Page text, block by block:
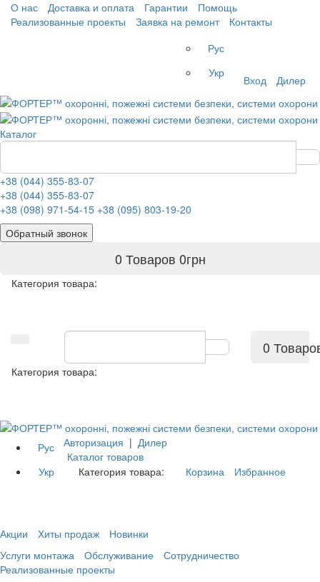
О нас Доставка и оплата Гарантии
Помощь
Реализованные проекты
Заявка на ремонт
Контакты
Рус
Укр
Вход Дилер
Каталог
+38 (044) 355-83-07
+38 (044) 355-83-07
+38 (098) 971-54-15 +38 (095) 803-19-20
Обратный звонок
0 Товаров 0грн
Категория товара:
0
Категория товара:
Рус
Укр
Авторизация | Дилер
Каталог товаров
Категория товара:
Корзина Избранное
Акции Хиты продаж
Новинки
Услуги монтажа
Обслуживание
Сотрудничество
Реализованные проекты